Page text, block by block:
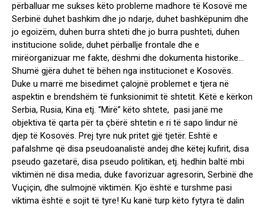
përballuar me sukses këto probleme madhore të Kosovë me
Serbinë duhet bashkim dhe jo ndarje, duhet bashkëpunim dhe
jo egoizëm, duhen burra shteti dhe jo burra pushteti, duhen
institucione solide, duhet përballje frontale dhe e
mirëorganizuar me fakte, dëshmi dhe dokumenta historike…
Shumë gjëra duhet të bëhen nga institucionet e Kosovës.
Duke u marrë me bisedimet çalojnë problemet e tjera në
aspektin e brendshëm të funksionimit të shtetit. Këtë e kërkon
Serbia, Rusia, Kina etj. “Mirë” këto shtete, pasi janë me
objektiva të qarta për ta çbërë shtetin e ri të sapo lindur në
djep të Kosovës. Prej tyre nuk pritet gjë tjetër. Eshtë e
pafalshme që disa pseudoanalistë andej dhe këtej kufirit, disa
pseudo gazetarë, disa pseudo politikan, etj. hedhin baltë mbi
viktimën në disa media, duke favorizuar agresorin, Serbinë dhe
Vuçiçin, dhe sulmojnë viktimën. Kjo është e turshme pasi
viktima është e sojit të tyre! Ku kanë turp këto fytyra të dalin